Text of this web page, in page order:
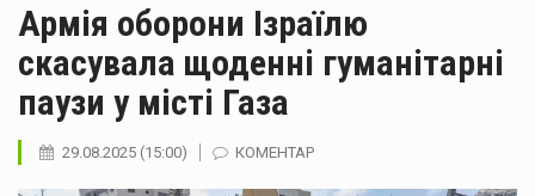
Армія оборони Ізраїлю
скасувала щоденні гуманітарні
паузи у місті Газа
29.08.2025 (15:00) КОМЕНТАР